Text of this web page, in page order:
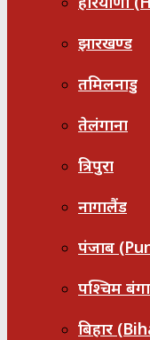
झारखण्ड
तमिलनाडु
तेलंगाना
त्रिपुरा
नागालैंड
पंजाब
पश्चिम
बिहार